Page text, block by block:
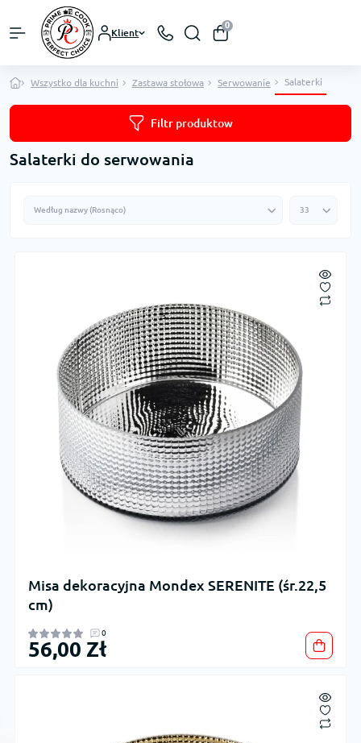
Klient
0
Wszystko dla kuchni Zastawa stołowa Serwowanie Salaterki
Filtr produktow
Salaterki do serwowania
Misa dekoracyjna Mondex SERENITE (śr.22,5
cm)
0
56,00 Zł